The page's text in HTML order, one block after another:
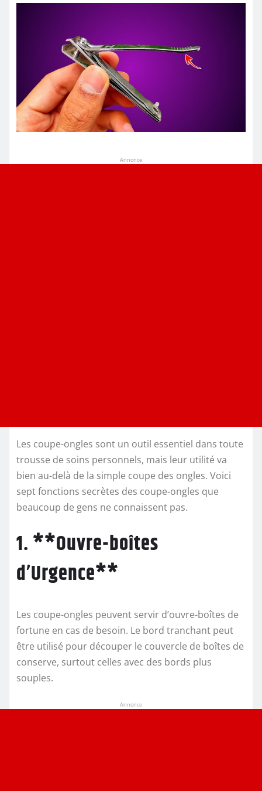
Annonce
Les coupe-ongles sont un outil essentiel dans toute
trousse de soins personnels, mais leur utilité va
bien au-delà de la simple coupe des ongles. Voici
sept fonctions secrètes des coupe-ongles que
beaucoup de gens ne connaissent pas.
1. **Ouvre-boîtes
d’Urgence**
Les coupe-ongles peuvent servir d’ouvre-boîtes de
fortune en cas de besoin. Le bord tranchant peut
être utilisé pour découper le couvercle de boîtes de
conserve, surtout celles avec des bords plus
souples.
Annonce